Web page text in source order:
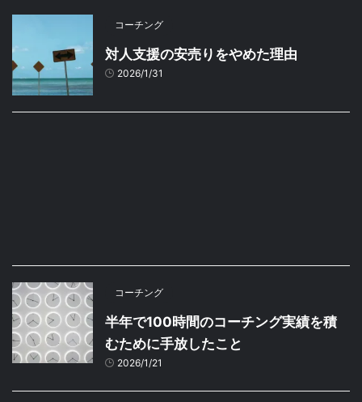
コーチング
対人支援の安売りをやめた理由
2026/1/31
コーチング
半年で100時間のコーチング実績を積
むために手放したこと
2026/1/21